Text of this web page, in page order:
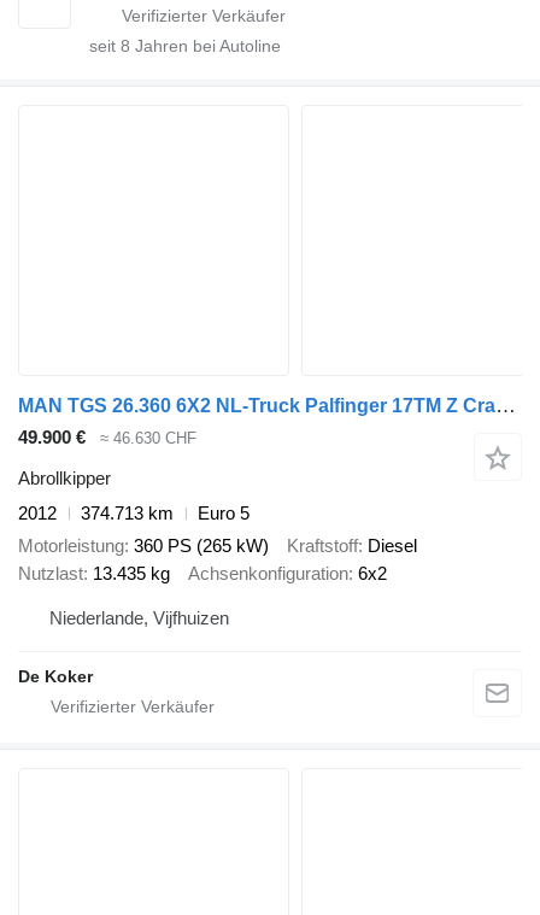
seit 8 Jahren bei Autoline
MAN TGS 26.360 6X2 NL-Truck Palfinger 17TM Z Crane Kran 21 tons VDL
49.900 € ≈ 46.630 CHF
Abrollkipper
2012
374.713 km
Euro 5
Motorleistung 360 PS (265 kW) Kraftstoff Diesel
Nutzlast 13.435 kg Achsenkonfiguration 6x2
Niederlande, Vijfhuizen
De Koker